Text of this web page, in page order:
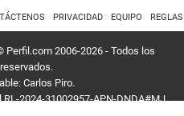
PRIVACIDAD EQUIPO
Perfil.com 2006-2026 - Todos los
Carlos Piro.
2024-31002957-APN-DNDA#MJ